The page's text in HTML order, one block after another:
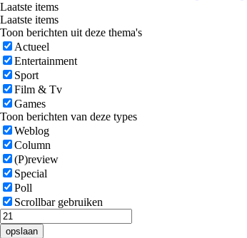
Laatste items
Laatste items
Toon berichten uit deze thema's
Actueel
Entertainment
Sport
Film & Tv
Games
Toon berichten van deze types
Weblog
Column
(P)review
Special
Poll
Scrollbar gebruiken
opslaan